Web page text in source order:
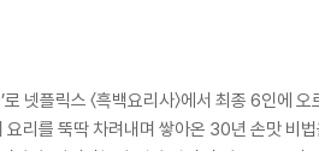
로 넷플릭스 〈흑백요리사〉에서 최종 6인
리를 뚝딱 차려내며 쌓아온 30년 손맛 비